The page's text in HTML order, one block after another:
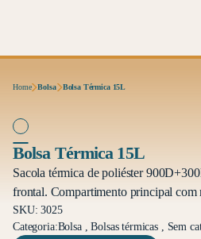
Home Bolsa Bolsa Térmica 15L
Bolsa Térmica 15L
Sacola térmica de poliéster
frontal. Compartimento principal com
SKU: 3025
Categoria:Bolsa , Bolsas térmicas , Sem